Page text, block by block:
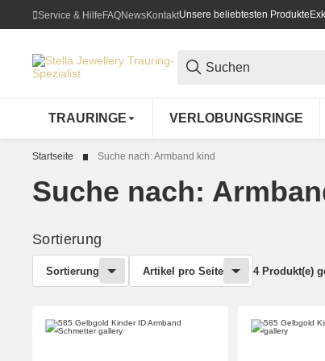
Service & HilfeFAQNewsKontaktUnsere beliebtesten Produkte
TRAURINGE VERLOBUNGSRINGE
Startseite Suche nach: Armband kind
Suche nach:
Sortierung
Sortierung Artikel pro Seite 4 Produkt(e)